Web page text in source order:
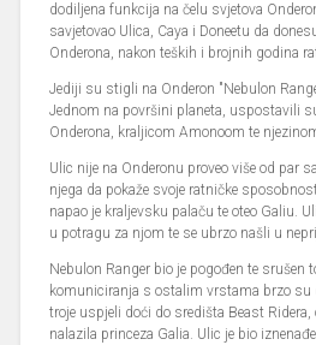
dodiljena funkcija na čelu svjetova
savjetovao Ulica, Caya i Doneetu da
Onderona, nakon teških i brojnih godina
Jediji su stigli na Onderon "Nebulon
Jednom na površini planeta, uspostavili
Onderona, kraljicom Amonoom te
Ulic nije na Onderonu proveo više od par
njega da pokaže svoje ratničke
napao je kraljevsku palaču te oteo Galiu.
u potragu za njom te se ubrzo našli u
Nebulon Ranger bio je pogođen te srušen
komuniciranja s ostalim vrstama brzo su
troje uspjeli doći do središta Beast
nalazila princeza Galia. Ulic je bio